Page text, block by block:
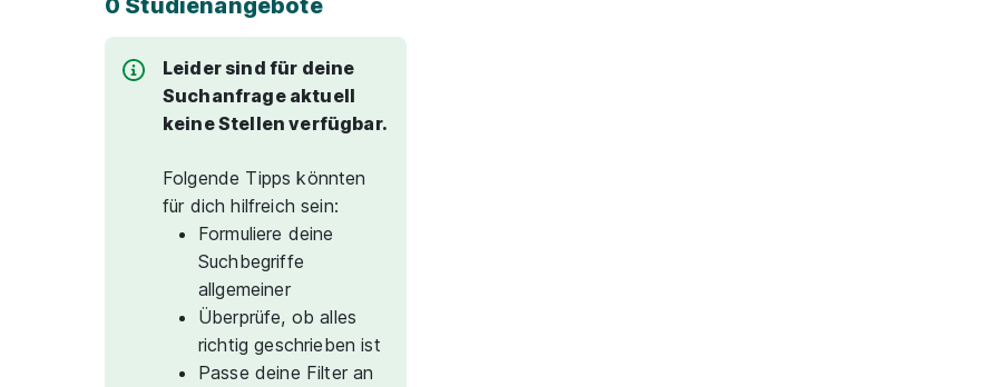
0 Studienangebote
Leider sind für deine
Suchanfrage aktuell
keine Stellen verfügbar.
Folgende Tipps könnten
für dich hilfreich sein:
Formuliere deine
Suchbegriffe
allgemeiner
Überprüfe, ob alles
richtig geschrieben ist
Passe deine Filter an